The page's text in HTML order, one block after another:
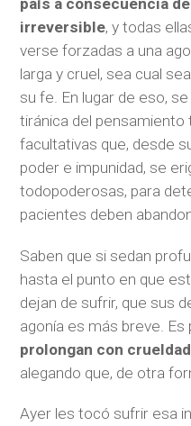
país a consecuencia
irreversible, y todas
verse forzadas a una
larga y cruel, sea cual
su fe. En lugar de eso,
tiránica del
facultativas que, desde
poder e impunidad, se
todopoderosas, para
pacientes deben
Saben que si sedan
hasta el punto en que
dejan de sufrir, que sus
agonía es más breve.
prolongan con
alegando que, de otra
Ayer les tocó sufrir esa